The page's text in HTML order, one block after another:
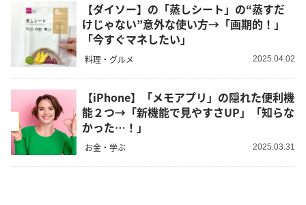
【ダイソー】の「蒸しシート」の“蒸すだ
けじゃない”意外な使い方→「画期的！」
「今すぐマネしたい」
料理・グルメ 2025.04.02
【iPhone】「メモアプリ」の隠れた便利機
能２つ→「新機能で見やすさUP」「知らな
かった…！」
お金・学ぶ 2025.03.31